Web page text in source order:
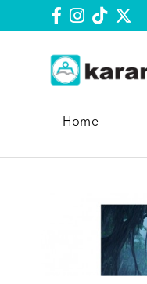
Home